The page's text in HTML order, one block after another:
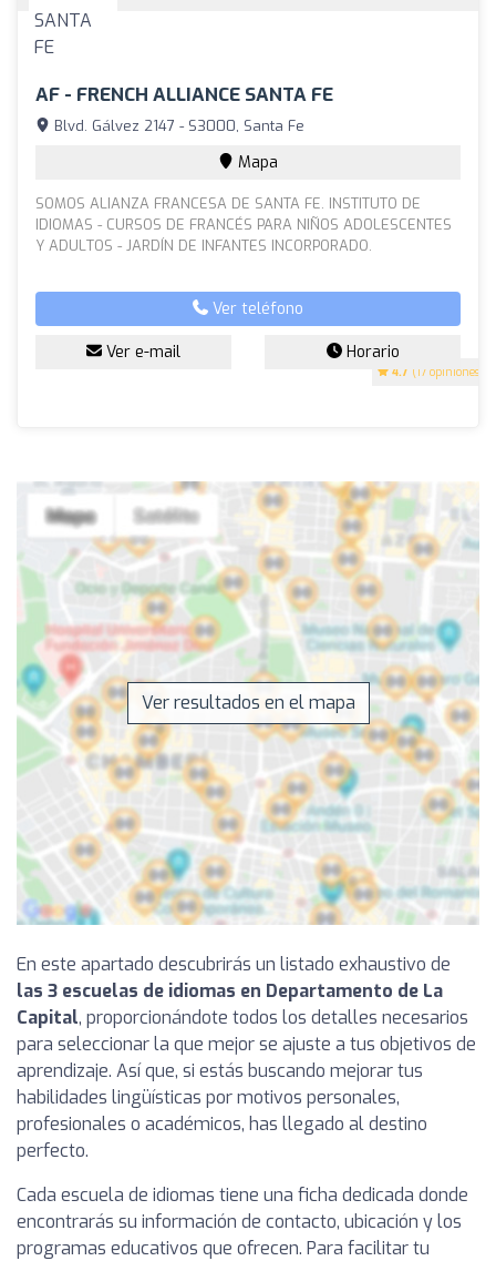
AF - FRENCH ALLIANCE SANTA FE
4.7 (17 opiniones)
Blvd. Gálvez 2147 - S3000, Santa Fe
Mapa
SOMOS ALIANZA FRANCESA DE SANTA FE. INSTITUTO DE
IDIOMAS - CURSOS DE FRANCÉS PARA NIÑOS ADOLESCENTES
Y ADULTOS - JARDÍN DE INFANTES INCORPORADO.
Ver teléfono
Ver e-mail Horario
Ver resultados en el mapa
En este apartado descubrirás un listado exhaustivo de
las 3 escuelas de idiomas en Departamento de La
Capital, proporcionándote todos los detalles necesarios
para seleccionar la que mejor se ajuste a tus objetivos de
aprendizaje. Así que, si estás buscando mejorar tus
habilidades lingüísticas por motivos personales,
profesionales o académicos, has llegado al destino
perfecto.
Cada escuela de idiomas tiene una ficha dedicada donde
encontrarás su información de contacto, ubicación y los
programas educativos que ofrecen. Para facilitar tu